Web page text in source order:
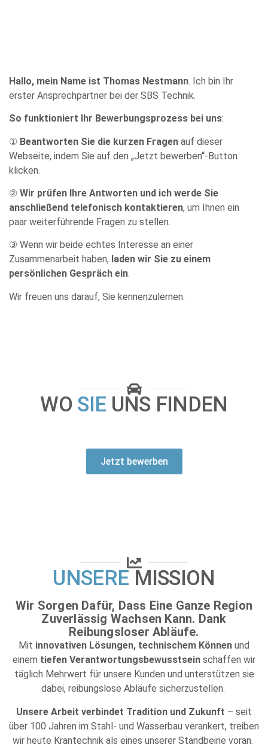
Hallo, mein Name ist Thomas Nestmann. Ich bin Ihr
erster Ansprechpartner bei der SBS Technik.
So funktioniert Ihr Bewerbungsprozess bei uns:
① Beantworten Sie die kurzen Fragen auf dieser
Webseite, indem Sie auf den „Jetzt bewerben“-Button
klicken.
② Wir prüfen Ihre Antworten und ich werde Sie
anschließend telefonisch kontaktieren, um Ihnen ein
paar weiterführende Fragen zu stellen.
③ Wenn wir beide echtes Interesse an einer
Zusammenarbeit haben, laden wir Sie zu einem
persönlichen Gespräch ein.
Wir freuen uns darauf, Sie kennenzulernen.
WO SIE UNS FINDEN
Jetzt bewerben
UNSERE MISSION
Wir Sorgen Dafür, Dass Eine Ganze Region
Zuverlässig Wachsen Kann. Dank
Reibungsloser Abläufe.
Mit innovativen Lösungen, technischem Können und
einem tiefen Verantwortungsbewusstsein schaffen wir
täglich Mehrwert für unsere Kunden und unterstützen sie
dabei, reibungslose Abläufe sicherzustellen.
Unsere Arbeit verbindet Tradition und Zukunft – seit
über 100 Jahren im Stahl- und Wasserbau verankert, treiben
wir heute Krantechnik als eines unserer Standbeine voran.